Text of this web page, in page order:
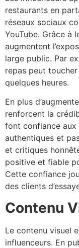
restaurants en
réseaux sociaux
YouTube. Grâce à
augmentent
large public. Par
repas peut
quelques heures.
En plus
renforcent la
font confiance aux
authentiques et
et critiques
positive et fiable
Cette confiance
des clients
Contenu
Le contenu visuel
influenceurs. En